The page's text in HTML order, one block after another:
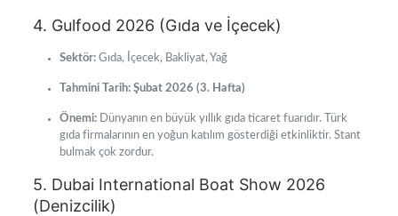
4. Gulfood 2026 (Gıda ve İçecek)
Sektör:Gıda, İçecek, Bakliyat, Yağ
Tahmini Tarih: Şubat 2026 (3. Hafta)
Önemi:Dünyanın en büyük yıllık gıda ticaret fuarıdır. Türk
gıda firmalarının en yoğun katılım gösterdiği etkinliktir. Stant
bulmak çok zordur.
5. Dubai International Boat Show 2026
(Denizcilik)